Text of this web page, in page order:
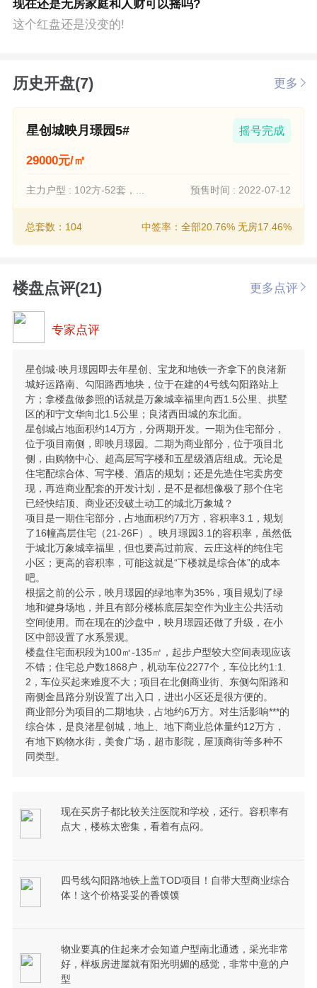
现在还是无房家庭和人财可以摇吗?
这个红盘还是没变的!
历史开盘(7) 更多
星创城映月璟园5# 摇号完成
29000元/㎡
主力户型 : 102方-52套，... 预售时间 : 2022-07-12
总套数：104 中签率：全部20.76% 无房17.46%
楼盘点评(21) 更多点评
专家点评
星创城·映月璟园即去年星创、宝龙和地铁一齐拿下的良渚新
城好运路南、勾阳路西地块，位于在建的4号线勾阳路站上
方；拿楼盘做参照的话就是万象城幸福里向西1.5公里、拱墅
区的和宁文华向北1.5公里；良渚西田城的东北面。
星创城占地面积约14万方，分两期开发。一期为住宅部分，
位于项目南侧，即映月璟园。二期为商业部分，位于项目北
侧，由购物中心、超高层写字楼和五星级酒店组成。无论是
住宅配综合体、写字楼、酒店的规划；还是先造住宅卖房变
现，再造商业配套的开发计划，是不是都想像极了那个住宅
已经快结顶、商业还没破土动工的城北万象城？
项目是一期住宅部分，占地面积约7万方，容积率3.1，规划
了16幢高层住宅（21-26F）。映月璟园3.1的容积率，虽然低
于城北万象城幸福里，但也要高过前宸、云庄这样的纯住宅
小区；更高的容积率，可能这就是“下楼就是综合体”的成本
吧。
根据之前的公示，映月璟园的绿地率为35%，项目规划了绿
地和健身场地，并且有部分楼栋底层架空作为业主公共活动
空间使用。而在现在的沙盘中，映月璟园还做了升级，在小
区中部设置了水系景观。
楼盘住宅面积段为100㎡-135㎡，起步户型较大空间表现应该
不错；住宅总户数1868户，机动车位2277个，车位比约1:1.
2，车位买起来难度不大；项目在北侧商业街、东侧勾阳路和
南侧金昌路分别设置了出入口，进出小区还是很方便的。
商业部分为项目的二期地块，占地约6万方。对生活影响***的
综合体，是良渚星创城，地上、地下商业总体量约12万方，
有地下购物水街，美食广场，超市影院，屋顶商街等多种不
同类型。
现在买房子都比较关注医院和学校，还行。容积率有
点大，楼栋太密集，看着有点闷。
四号线勾阳路地铁上盖TOD项目！自带大型商业综合
体！这个价格妥妥的香馍馍
物业要真的住起来才会知道户型南北通透，采光非常
好，样板房进屋就有阳光明媚的感觉，非常中意的户
型